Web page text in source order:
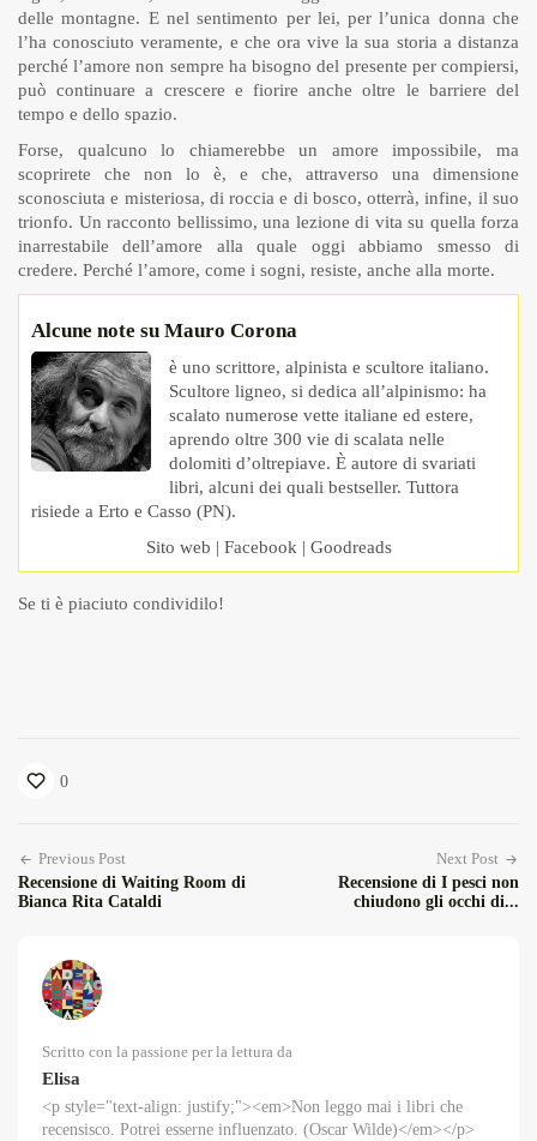
delle montagne. E nel sentimento per lei, per l’unica donna che
l’ha conosciuto veramente, e che ora vive la sua storia a distanza
perché l’amore non sempre ha bisogno del presente per compiersi,
può continuare a crescere e fiorire anche oltre le barriere del
tempo e dello spazio.
Forse, qualcuno lo chiamerebbe un amore impossibile, ma
scoprirete che non lo è, e che, attraverso una dimensione
sconosciuta e misteriosa, di roccia e di bosco, otterrà, infine, il suo
trionfo. Un racconto bellissimo, una lezione di vita su quella forza
inarrestabile dell’amore alla quale oggi abbiamo smesso di
credere. Perché l’amore, come i sogni, resiste, anche alla morte.
Alcune note su Mauro Corona
è uno scrittore, alpinista e scultore italiano.
Scultore ligneo, si dedica all’alpinismo: ha
scalato numerose vette italiane ed estere,
aprendo oltre 300 vie di scalata nelle
dolomiti d’oltrepiave. È autore di svariati
libri, alcuni dei quali bestseller. Tuttora
risiede a Erto e Casso (PN).
Sito web | Facebook | Goodreads
Se ti è piaciuto condividilo!
0
Previous Post
Recensione di Waiting Room di
Bianca Rita Cataldi
Next Post
Recensione di I pesci non
chiudono gli occhi di...
Scritto con la passione per la lettura da
Elisa
<p style="text-align: justify;"><em>Non leggo mai i libri che
recensisco. Potrei esserne influenzato. (Oscar Wilde)</em></p>